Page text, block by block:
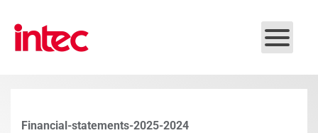
Skip to main content
Financial-statements-2025-2024